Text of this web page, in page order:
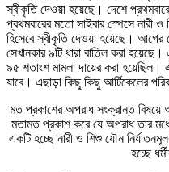
স্বীকৃতি দেওয়া হয়েছে। দেশে
প্রথমবারের মতো সাইবার স্পেসে নারী
হিসেবে স্বীকৃতি দেওয়া হয়েছে। আগের
সেখানকার ৯টি ধারা বাতিল করা
৯৫ শতাংশ মামলা দায়ের করা হয়েছিল।
যাবে। এছাড়া কিছু কিছু আর্টিকেলের
মত প্রকাশের অপরাধ সংক্রান্ত বিষয়ে
মতামত প্রকাশ করে যে অপরাধ তার
একটি হচ্ছে নারী ও শিশু যৌন
হচ্ছে